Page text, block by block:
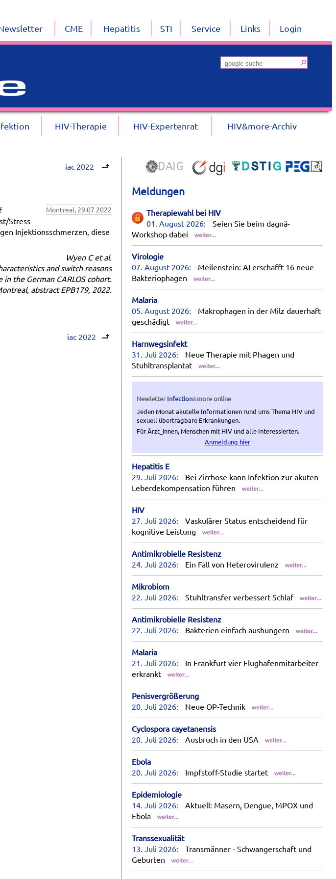
iac 2022
Montreal, 29.07 2022
Stress
Injektionsschmerzen, diese
Wyen C et al.
and switch reasons
the German CARLOS cohort.
abstract EPB179, 2022.
iac 2022
Meldungen
Therapiewahl bei HIV
01. August 2026:
Seien Sie beim dagnä-
Workshop dabei
Virologie
07. August 2026:
Meilenstein: AI erschafft 16 neue
Bakteriophagen
Malaria
05. August 2026:
Makrophagen in der Milz dauerhaft
geschädigt
Harnwegsinfekt
31. Juli 2026:
Neue Therapie mit Phagen und
Stuhltransplantat
NewletterInfection&moreonline
Jeden Monat akutelle Informationen rund ums Thema HIV und
sexuell übertragbare Erkrankungen.
Für Ärzt_innen, Menschen mit HIV und alle Interessierten.
Anmeldung hier
Hepatitis E
29. Juli 2026:
Bei Zirrhose kann Infektion zur akuten
Leberdekompensation führen
HIV
27. Juli 2026:
Vaskulärer Status entscheidend für
kognitive Leistung
Antimikrobielle Resistenz
24. Juli 2026:
Ein Fall von Heterovirulenz
Mikrobiom
22. Juli 2026:
Stuhltransfer verbessert Schlaf
Antimikrobielle Resistenz
22. Juli 2026:
Bakterien einfach aushungern
Malaria
21. Juli 2026:
In Frankfurt vier Flughafenmitarbeiter
erkrankt
Penisvergrößerung
20. Juli 2026:
Neue OP-Technik
Cyclospora cayetanensis
20. Juli 2026:
Ausbruch in den USA
Ebola
20. Juli 2026:
Impfstoff-Studie startet
Epidemiologie
14. Juli 2026:
Aktuell: Masern, Dengue, MPOX und
Ebola
Transsexualität
13. Juli 2026:
Transmänner - Schwangerschaft und
Geburten
CME Hepatitis STI Service Links Login
HIV-Therapie HIV-Expertenrat HIV&more-Archiv